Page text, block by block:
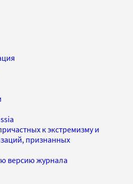
к экстремизму и
признанных
версию журнала